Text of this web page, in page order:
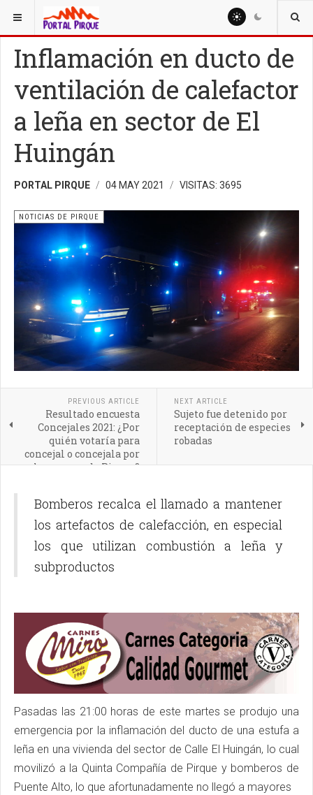
ESTÁ AQUÍ: NOTICIAS
Inflamación en ducto de
ventilación de calefactor
a leña en sector de El
Huingán
PORTAL PIRQUE 04 MAY 2021 VISITAS: 3695
NOTICIAS DE PIRQUE
PREVIOUS ARTICLE
Resultado encuesta
Concejales 2021: ¿Por
quién votaría para
concejal o concejala por
la comuna de Pirque?
NEXT ARTICLE
Sujeto fue detenido por
receptación de especies
robadas
Bomberos recalca el llamado a mantener
los artefactos de calefacción, en especial
los que utilizan combustión a leña y
subproductos
Pasadas las 21:00 horas de este martes se produjo una
emergencia por la inflamación del ducto de una estufa a
leña en una vivienda del sector de Calle El Huingán, lo cual
movilizó a la Quinta Compañía de Pirque y bomberos de
Puente Alto, lo que afortunadamente no llegó a mayores